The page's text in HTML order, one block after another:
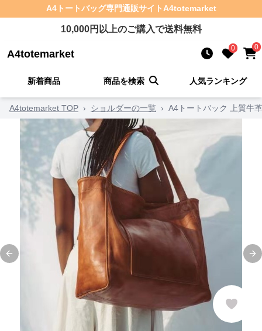
A4トートバッグ専門通販サイト A4totemarket
10,000円以上のご購入で送料無料
A4totemarket 0 0
新着商品 商品を検索 人気ランキング
A4totemarket TOP › ショルダーの一覧 › A4トートバック 上質牛
Previous slide